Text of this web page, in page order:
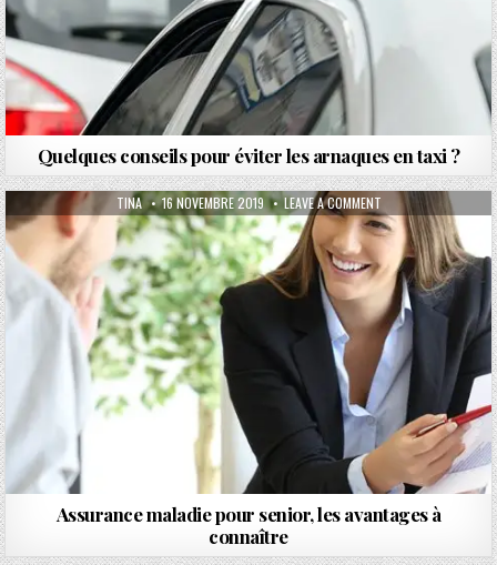
Quelques conseils pour éviter les arnaques en taxi ?
AUTHOR:
TINA PUBLISHED DATE:
16 NOVEMBRE 2019 LEAVE A COMMENTON ASSURANCE
Assurance maladie pour senior, les avantages à
connaître